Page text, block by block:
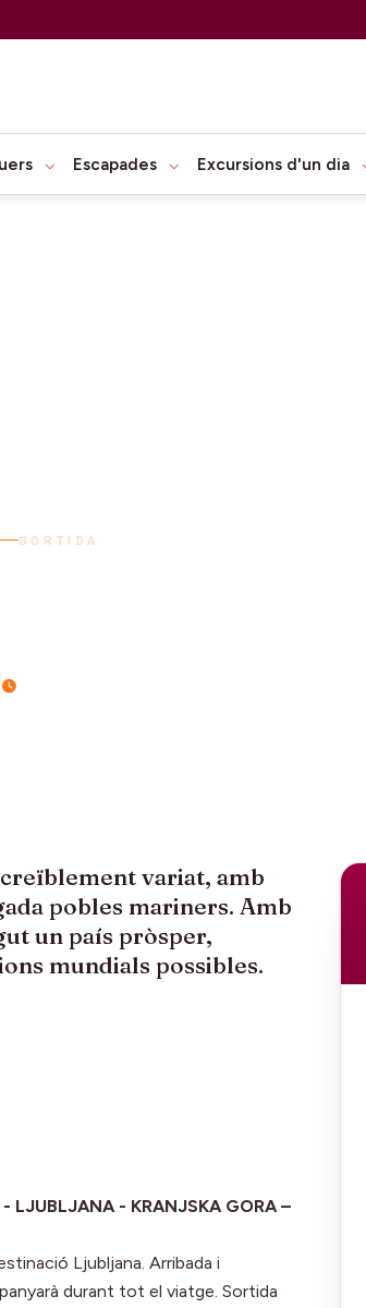
Escapades Excursions d'un dia
SORTIDA
variat, amb
pobles mariners. Amb
un país pròsper,
mundials possibles.
LJUBLJANA - KRANJSKA GORA –
Ljubljana. Arribada i
durant tot el viatge. Sortida